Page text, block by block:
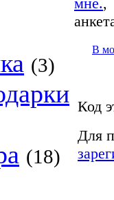
(3)
(18)
В
Код
Для